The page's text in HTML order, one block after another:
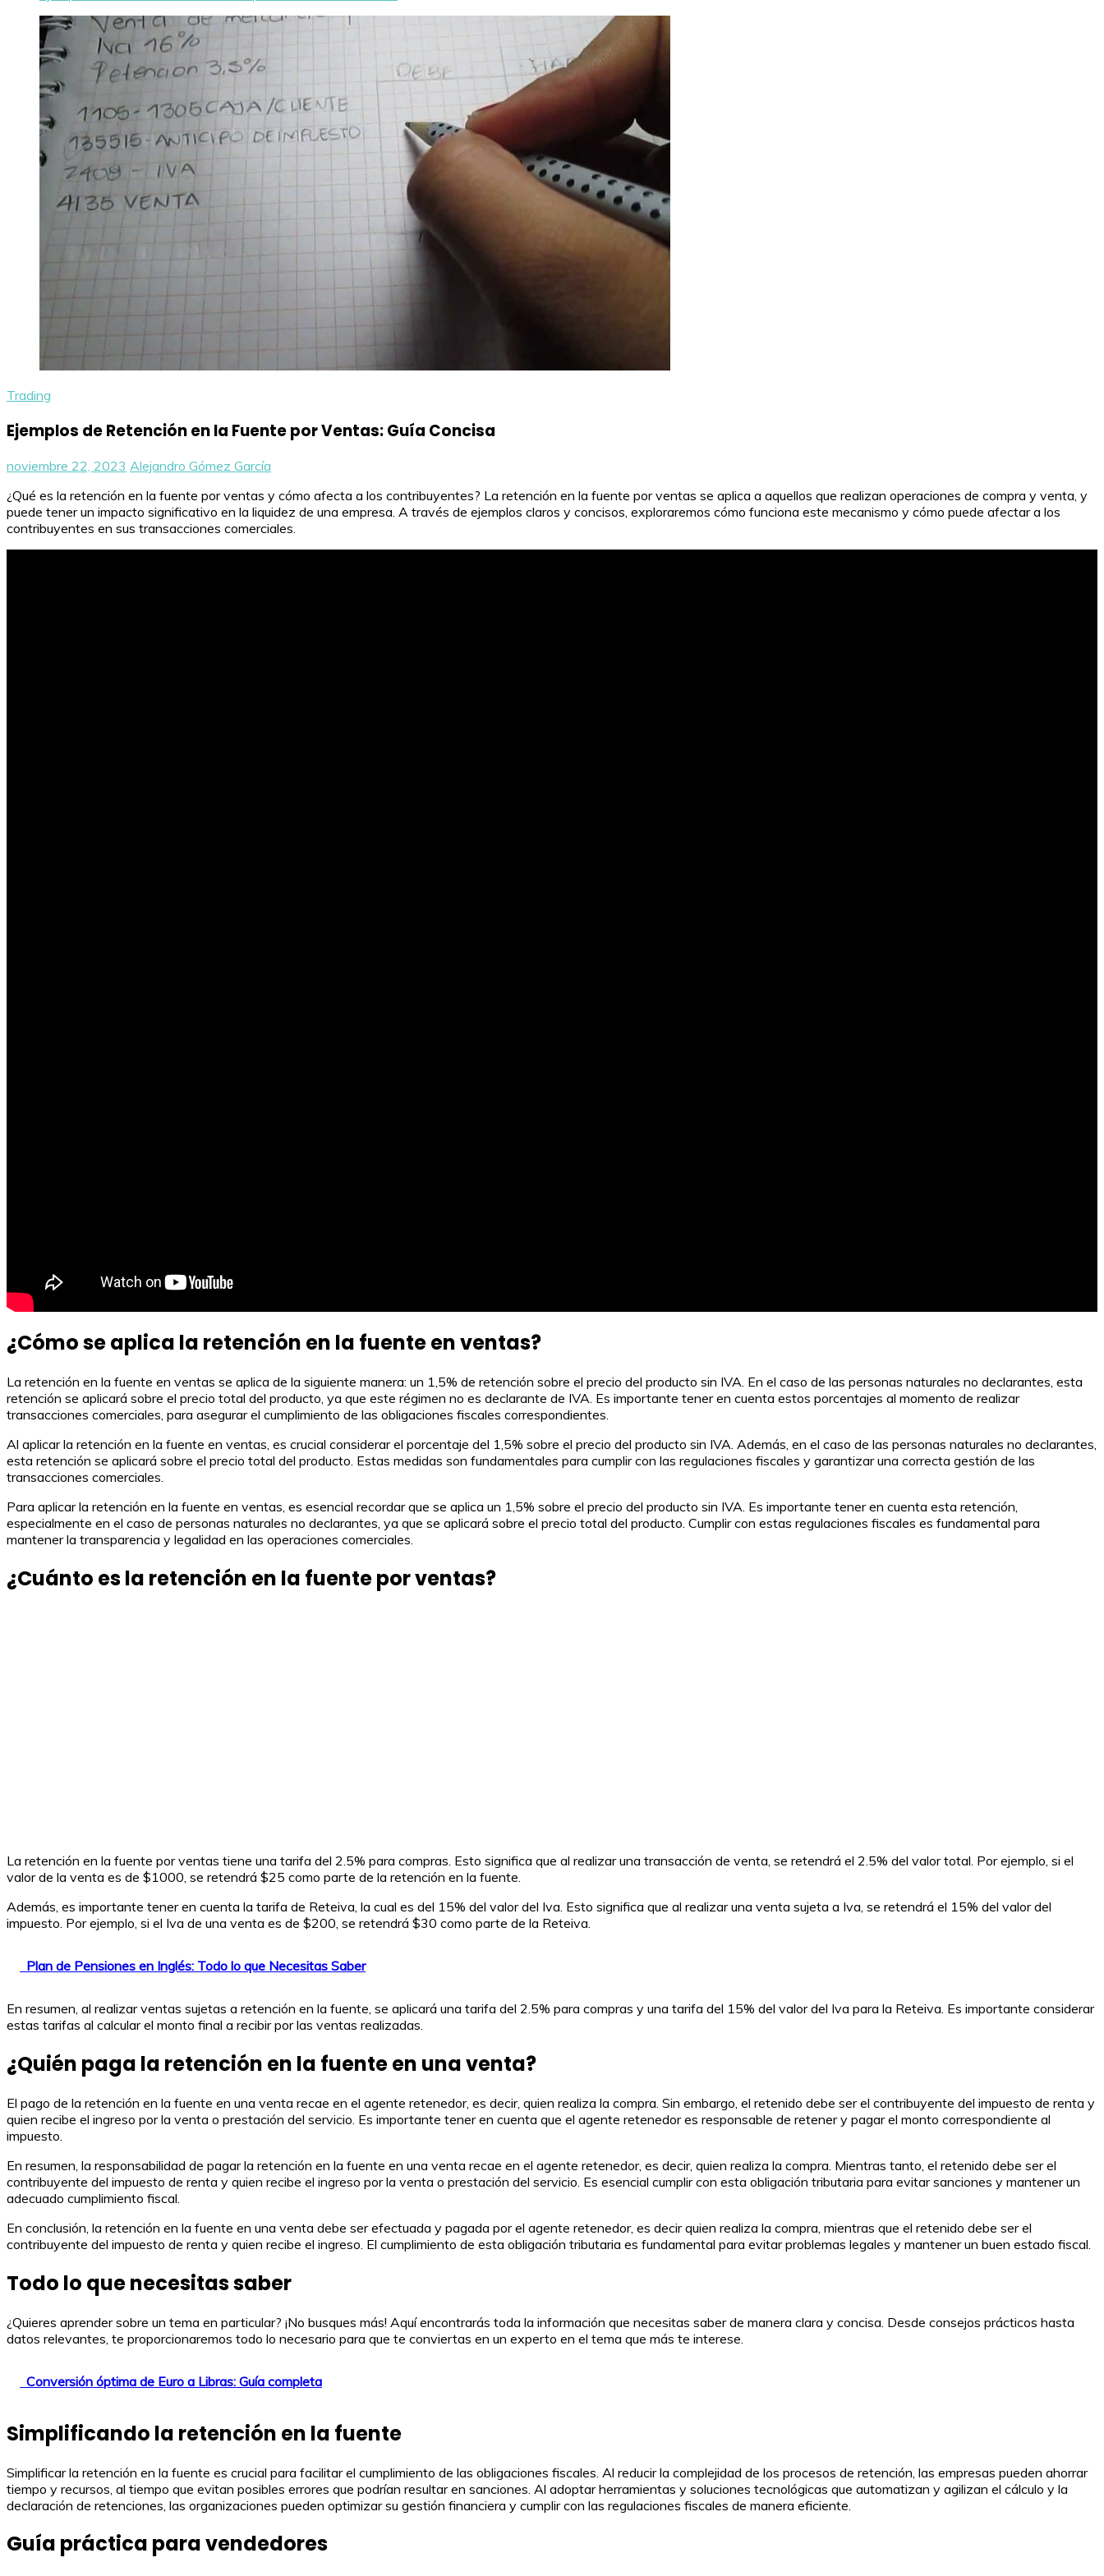
Trading
Ejemplos de Retención en la Fuente por Ventas: Guía Concisa
noviembre 22, 2023 Alejandro Gómez García
¿Qué es la retención en la fuente por ventas y cómo afecta a los contribuyentes? La retención en la fuente por ventas se aplica a aquellos que realizan operaciones de compra y venta, y
puede tener un impacto significativo en la liquidez de una empresa. A través de ejemplos claros y concisos, exploraremos cómo funciona este mecanismo y cómo puede afectar a los
contribuyentes en sus transacciones comerciales.
¿Cómo se aplica la retención en la fuente en ventas?
La retención en la fuente en ventas se aplica de la siguiente manera: un 1,5% de retención sobre el precio del producto sin IVA. En el caso de las personas naturales no declarantes, esta
retención se aplicará sobre el precio total del producto, ya que este régimen no es declarante de IVA. Es importante tener en cuenta estos porcentajes al momento de realizar
transacciones comerciales, para asegurar el cumplimiento de las obligaciones fiscales correspondientes.
Al aplicar la retención en la fuente en ventas, es crucial considerar el porcentaje del 1,5% sobre el precio del producto sin IVA. Además, en el caso de las personas naturales no declarantes,
esta retención se aplicará sobre el precio total del producto. Estas medidas son fundamentales para cumplir con las regulaciones fiscales y garantizar una correcta gestión de las
transacciones comerciales.
Para aplicar la retención en la fuente en ventas, es esencial recordar que se aplica un 1,5% sobre el precio del producto sin IVA. Es importante tener en cuenta esta retención,
especialmente en el caso de personas naturales no declarantes, ya que se aplicará sobre el precio total del producto. Cumplir con estas regulaciones fiscales es fundamental para
mantener la transparencia y legalidad en las operaciones comerciales.
¿Cuánto es la retención en la fuente por ventas?
La retención en la fuente por ventas tiene una tarifa del 2.5% para compras. Esto significa que al realizar una transacción de venta, se retendrá el 2.5% del valor total. Por ejemplo, si el
valor de la venta es de $1000, se retendrá $25 como parte de la retención en la fuente.
Además, es importante tener en cuenta la tarifa de Reteiva, la cual es del 15% del valor del Iva. Esto significa que al realizar una venta sujeta a Iva, se retendrá el 15% del valor del
impuesto. Por ejemplo, si el Iva de una venta es de $200, se retendrá $30 como parte de la Reteiva.
Plan de Pensiones en Inglés: Todo lo que Necesitas Saber
En resumen, al realizar ventas sujetas a retención en la fuente, se aplicará una tarifa del 2.5% para compras y una tarifa del 15% del valor del Iva para la Reteiva. Es importante considerar
estas tarifas al calcular el monto final a recibir por las ventas realizadas.
¿Quién paga la retención en la fuente en una venta?
El pago de la retención en la fuente en una venta recae en el agente retenedor, es decir, quien realiza la compra. Sin embargo, el retenido debe ser el contribuyente del impuesto de renta y
quien recibe el ingreso por la venta o prestación del servicio. Es importante tener en cuenta que el agente retenedor es responsable de retener y pagar el monto correspondiente al
impuesto.
En resumen, la responsabilidad de pagar la retención en la fuente en una venta recae en el agente retenedor, es decir, quien realiza la compra. Mientras tanto, el retenido debe ser el
contribuyente del impuesto de renta y quien recibe el ingreso por la venta o prestación del servicio. Es esencial cumplir con esta obligación tributaria para evitar sanciones y mantener un
adecuado cumplimiento fiscal.
En conclusión, la retención en la fuente en una venta debe ser efectuada y pagada por el agente retenedor, es decir quien realiza la compra, mientras que el retenido debe ser el
contribuyente del impuesto de renta y quien recibe el ingreso. El cumplimiento de esta obligación tributaria es fundamental para evitar problemas legales y mantener un buen estado fiscal.
Todo lo que necesitas saber
¿Quieres aprender sobre un tema en particular? ¡No busques más! Aquí encontrarás toda la información que necesitas saber de manera clara y concisa. Desde consejos prácticos hasta
datos relevantes, te proporcionaremos todo lo necesario para que te conviertas en un experto en el tema que más te interese.
Conversión óptima de Euro a Libras: Guía completa
Simplificando la retención en la fuente
Simplificar la retención en la fuente es crucial para facilitar el cumplimiento de las obligaciones fiscales. Al reducir la complejidad de los procesos de retención, las empresas pueden ahorrar
tiempo y recursos, al tiempo que evitan posibles errores que podrían resultar en sanciones. Al adoptar herramientas y soluciones tecnológicas que automatizan y agilizan el cálculo y la
declaración de retenciones, las organizaciones pueden optimizar su gestión financiera y cumplir con las regulaciones fiscales de manera eficiente.
Guía práctica para vendedores